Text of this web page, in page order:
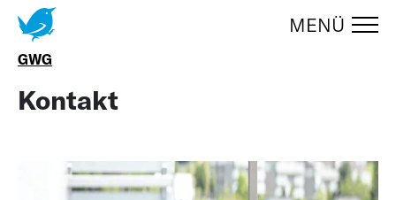
MENÜ
Zum Menüumschalter springen
GWG
Kontakt